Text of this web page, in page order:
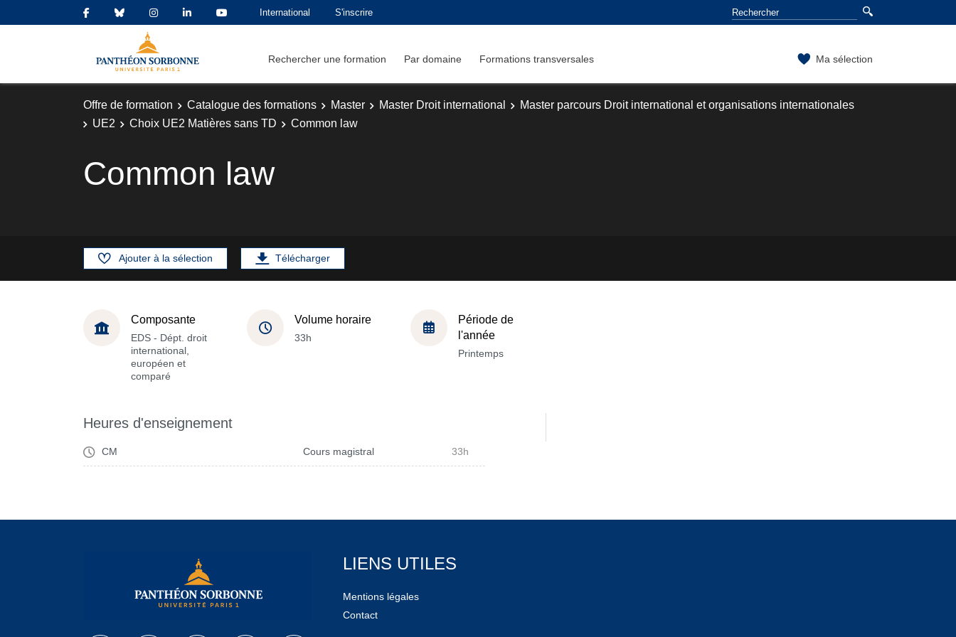
International S'inscrire
Rechercher une formation Par domaine Formations transversales Ma sélection
Offre de formation Catalogue des formations Master Master Droit international
Master parcours Droit international et organisations internationales
UE2
Choix UE2 Matières sans TD Common law
Common law
Ajouter à la sélection Télécharger
Composante
EDS - Dépt. droit
international,
européen et
comparé
Volume horaire
33h
Période de
l'année
Printemps
Heures d'enseignement
CM Cours magistral 33h
LIENS UTILES
Mentions légales
Contact